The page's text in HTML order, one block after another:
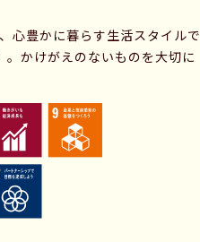
心豊かに暮らす生活スタイルで
かけがえのないものを大切に